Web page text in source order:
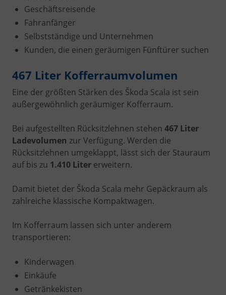
Geschäftsreisende
Fahranfänger
Selbstständige und Unternehmen
Kunden, die einen geräumigen Fünftürer suchen
467 Liter Kofferraumvolumen
Eine der größten Stärken des Škoda Scala ist sein
außergewöhnlich geräumiger Kofferraum.
Bei aufgestellten Rücksitzlehnen stehen 467 Liter
Ladevolumen zur Verfügung. Werden die
Rücksitzlehnen umgeklappt, lässt sich der Stauraum
auf bis zu 1.410 Liter erweitern.
Damit bietet der Škoda Scala mehr Gepäckraum als
zahlreiche klassische Kompaktwagen.
Im Kofferraum lassen sich unter anderem
transportieren:
Kinderwagen
Einkäufe
Getränkekisten